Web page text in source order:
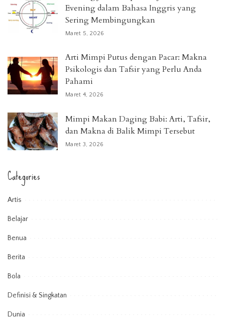
Evening dalam Bahasa Inggris yang
Sering Membingungkan
Maret 5, 2026
Arti Mimpi Putus dengan Pacar: Makna
Psikologis dan Tafsir yang Perlu Anda
Pahami
Maret 4, 2026
Mimpi Makan Daging Babi: Arti, Tafsir,
dan Makna di Balik Mimpi Tersebut
Maret 3, 2026
Categories
Artis
Belajar
Benua
Berita
Bola
Definisi & Singkatan
Dunia